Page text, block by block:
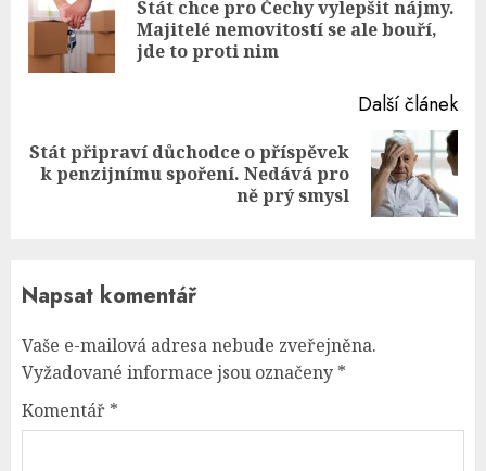
Stát chce pro Čechy vylepšit nájmy.
Majitelé nemovitostí se ale bouří,
jde to proti nim
Další článek
Next
Stát připraví důchodce o příspěvek
k penzijnímu spoření. Nedává pro
ně prý smysl
Napsat komentář
Vaše e-mailová adresa nebude zveřejněna.
Vyžadované informace jsou označeny *
Komentář *